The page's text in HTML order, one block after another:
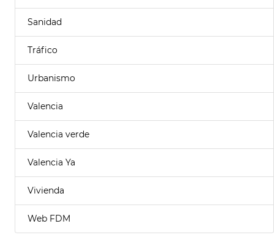
Sanidad
Tráfico
Urbanismo
Valencia
Valencia verde
Valencia Ya
Vivienda
Web FDM